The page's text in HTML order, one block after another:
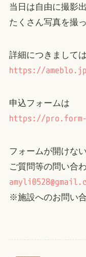
当日は自由に撮影
たくさん写真を撮
詳細につきまして
https://
申込フォームは
https://pro.form-
フォームが開けない
ご質問等の問い合
※施設へのお問い